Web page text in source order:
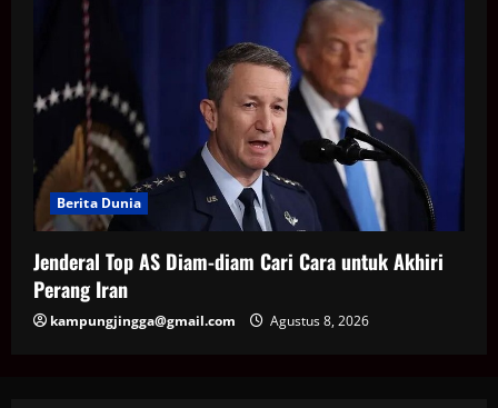
Berita Dunia
Jenderal Top AS Diam-diam Cari Cara untuk Akhiri
Perang Iran
kampungjingga@gmail.com Agustus 8, 2026